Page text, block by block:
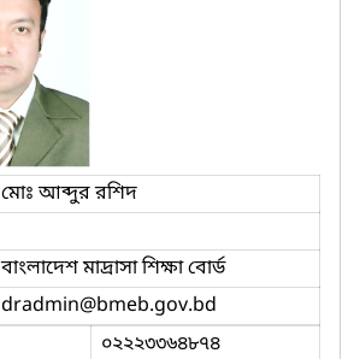
মোঃ আব্দুর রশিদ
বাংলাদেশ মাদ্রাসা শিক্ষা বোর্ড
dradmin@bmeb.gov.bd
০২২২৩৩৬৪৮৭৪